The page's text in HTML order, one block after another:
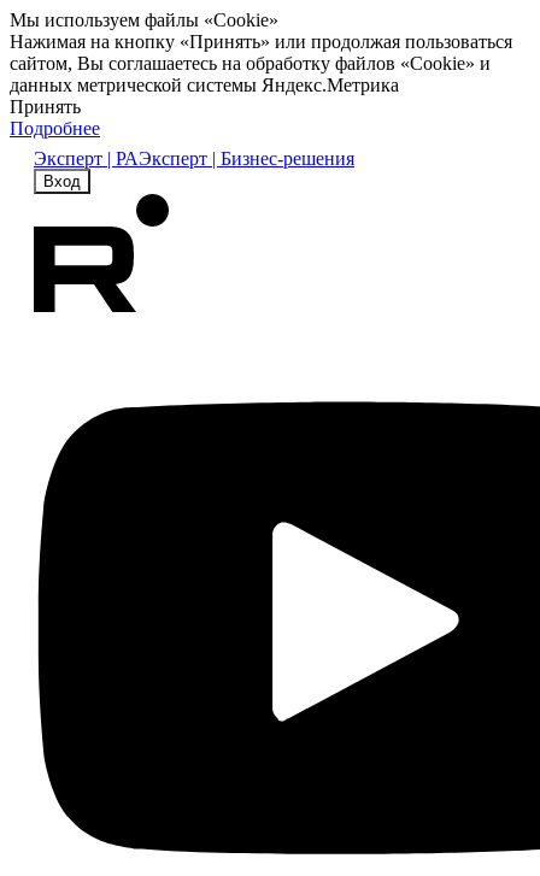
Мы используем файлы «Cookie»
Нажимая на кнопку «Принять» или продолжая пользоваться
сайтом, Вы соглашаетесь на обработку файлов «Cookie» и
данных метрической системы Яндекс.Метрика
Принять
Подробнее
Эксперт | РАЭксперт | Бизнес-решения
Вход